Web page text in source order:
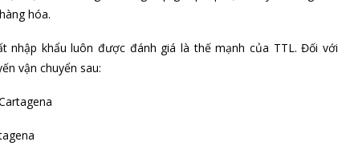
hóa.
nhập khẩu luôn được đánh giá là thế mạnh của TTL. Đối với
vận chuyển sau: